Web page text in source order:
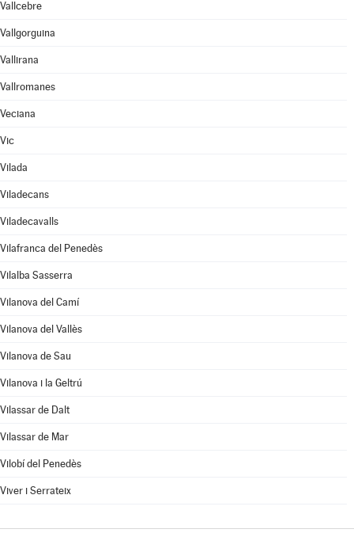
Vallcebre
Vallgorguina
Vallirana
Vallromanes
Veciana
Vic
Vilada
Viladecans
Viladecavalls
Vilafranca del Penedès
Vilalba Sasserra
Vilanova del Camí
Vilanova del Vallès
Vilanova de Sau
Vilanova i la Geltrú
Vilassar de Dalt
Vilassar de Mar
Vilobí del Penedès
Viver i Serrateix